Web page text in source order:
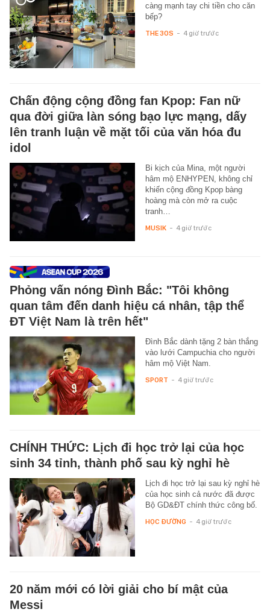
càng mạnh tay chi tiền cho căn
bếp?
THE 30S - 4 giờ trước
Chấn động cộng đồng fan Kpop: Fan nữ
qua đời giữa làn sóng bạo lực mạng, dấy
lên tranh luận về mặt tối của văn hóa đu
idol
Bi kịch của Mina, một người
hâm mộ ENHYPEN, không chỉ
khiến cộng đồng Kpop bàng
hoàng mà còn mở ra cuộc
tranh…
MUSIK - 4 giờ trước
Phỏng vấn nóng Đình Bắc: "Tôi không
quan tâm đến danh hiệu cá nhân, tập thể
ĐT Việt Nam là trên hết"
Đình Bắc dành tặng 2 bàn thắng
vào lưới Campuchia cho người
hâm mộ Việt Nam.
SPORT - 4 giờ trước
CHÍNH THỨC: Lịch đi học trở lại của học
sinh 34 tỉnh, thành phố sau kỳ nghỉ hè
Lịch đi học trở lại sau kỳ nghỉ hè
của học sinh cả nước đã được
Bộ GD&ĐT chính thức công bố.
HỌC ĐƯỜNG - 4 giờ trước
20 năm mới có lời giải cho bí mật của
Messi